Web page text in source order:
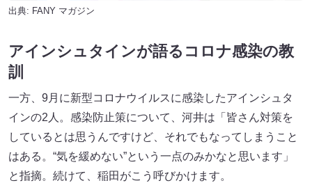
出典: FANY マガジン
アインシュタインが語るコロナ感染の教
訓
一方、9月に新型コロナウイルスに感染したアインシュタ
インの2人。感染防止策について、河井は「皆さん対策を
しているとは思うんですけど、それでもなってしまうこと
はある。“気を緩めない”という一点のみかなと思います」
と指摘。続けて、稲田がこう呼びかけます。